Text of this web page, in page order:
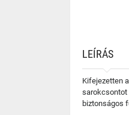
LEÍRÁS
Kifejezetten
sarokcsontot
biztonságos